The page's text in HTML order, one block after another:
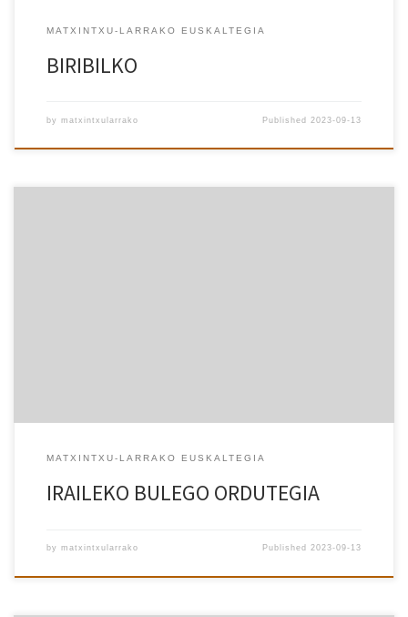
MATXINTXU-LARRAKO EUSKALTEGIA
BIRIBILKO
by matxintxularrako Published 2023-09-13
MATXINTXU-LARRAKO EUSKALTEGIA
IRAILEKO BULEGO ORDUTEGIA
by matxintxularrako Published2023-09-13